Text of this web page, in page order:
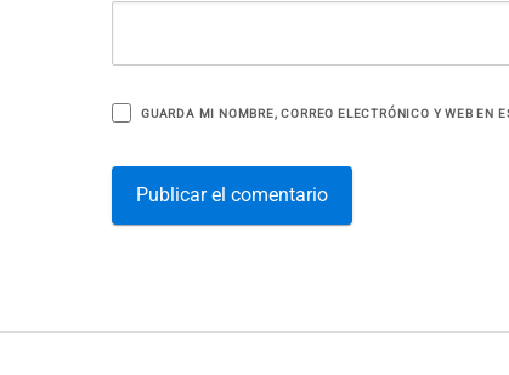
GUARDA MI NOMBRE, CORREO ELECTRÓNICO Y WEB EN